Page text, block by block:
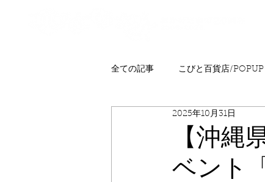
全ての記事 こびと百貨店/POPUP
プレゼント ニュース
こびとはくぶつかん FAQ
【沖縄
ベント
2025年10月31日